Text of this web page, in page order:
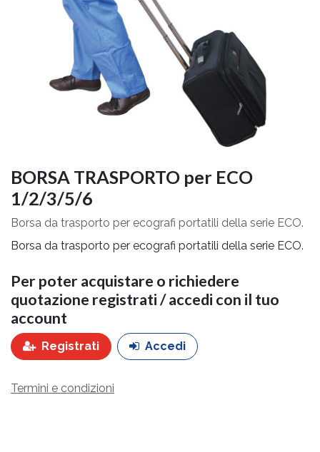
BORSA TRASPORTO per ECO
1/2/3/5/6
Borsa da trasporto per ecografi portatili della serie ECO.
Borsa da trasporto per ecografi portatili della serie ECO.
Per poter acquistare o richiedere
quotazione registrati / accedi con il tuo
account
Registrati Accedi
Termini e condizioni